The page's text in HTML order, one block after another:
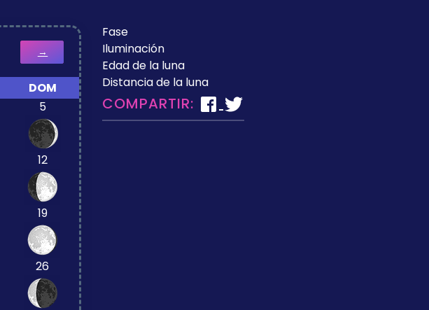
→
DOM
5
12
19
26
Fase
Iluminación
Edad de la luna
Distancia de la luna
COMPARTIR: